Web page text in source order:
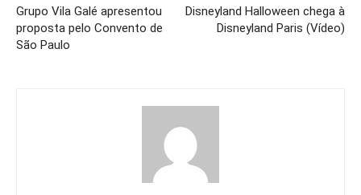
Grupo Vila Galé apresentou
proposta pelo Convento de
São Paulo
Disneyland Halloween chega à
Disneyland Paris (Vídeo)